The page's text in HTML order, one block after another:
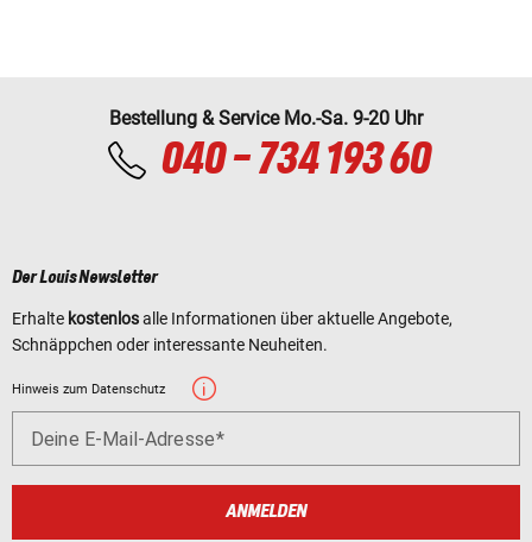
Bestellung & Service Mo.-Sa. 9-20 Uhr
040 - 734 193 60
Der Louis Newsletter
Erhalte kostenlosalle Informationen über aktuelle Angebote,
Schnäppchen oder interessante Neuheiten.
Hinweis zum Datenschutz
Deine E-Mail-Adresse
ANMELDEN